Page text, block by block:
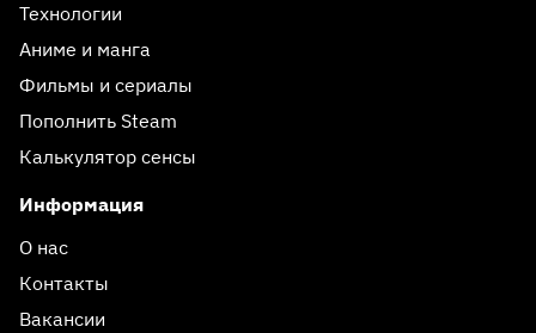
Технологии
Аниме и манга
Фильмы и сериалы
Пополнить Steam
Калькулятор сенсы
Информация
О нас
Контакты
Вакансии